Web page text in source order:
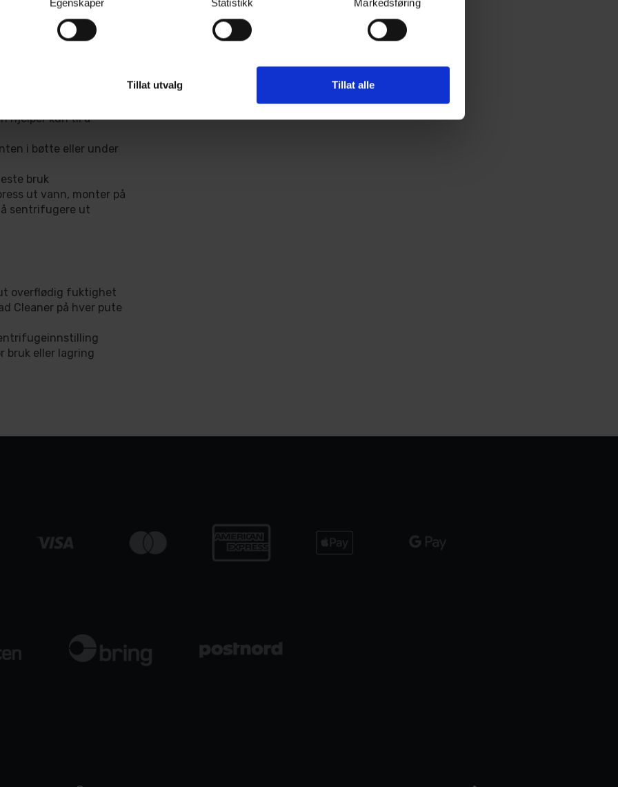
Tillat utvalg Tillat alle
i putens overflate
padbørste – unngå
hjelper kun til å
i bøtte eller under
bruk
ut vann, monter på
sentrifugere ut
overflødig fuktighet
Cleaner på hver pute
bruk eller lagring